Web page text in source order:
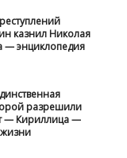
казнил Николая
— энциклопедия
разрешили
— Кириллица —